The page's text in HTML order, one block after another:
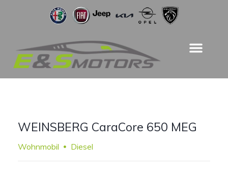
WEINSBERG CaraCore 650 MEG
Wohnmobil Diesel